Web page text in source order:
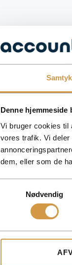
Denne hjemmeside
Vi bruger cookies til
vores trafik. Vi
dem, eller som de
Nødvendig